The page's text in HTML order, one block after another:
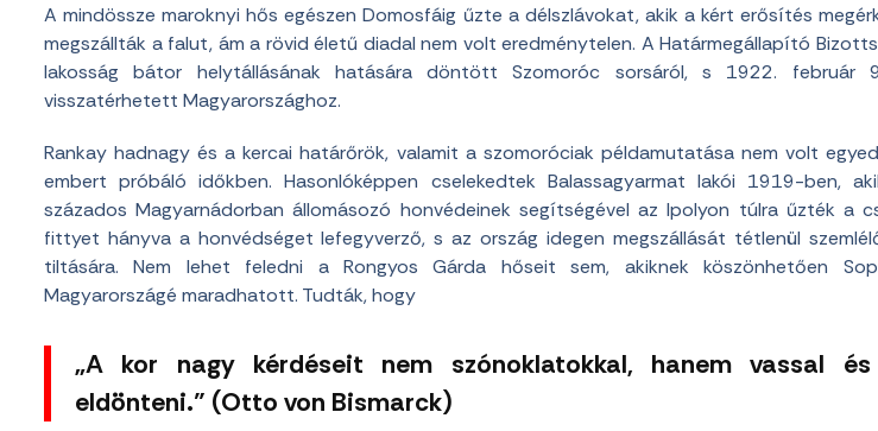
A mindössze maroknyi hős egészen Domosfáig űzte a délszlávokat, akik a kért erősítés
megszállták a falut, ám a rövid életű diadal nem volt eredménytelen. A Határmegállapító
lakosság bátor helytállásának hatására döntött Szomoróc sorsáról, s 1922. február
visszatérhetett Magyarországhoz.
Rankay hadnagy és a kercai határőrök, valamit a szomoróciak példamutatása nem volt
embert próbáló időkben. Hasonlóképpen cselekedtek Balassagyarmat lakói 1919-ben,
százados Magyarnádorban állomásozó honvédeinek segítségével az Ipolyon túlra űzték a
fittyet hányva a honvédséget lefegyverző, s az ország idegen megszállását tétlenül
tiltására. Nem lehet feledni a Rongyos Gárda hőseit sem, akiknek köszönhetően
Magyarországé maradhatott. Tudták, hogy
„A kor nagy kérdéseit nem szónoklatokkal, hanem vassal
eldönteni.” (Otto von Bismarck)